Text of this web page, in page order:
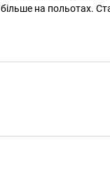
більше на польотах.